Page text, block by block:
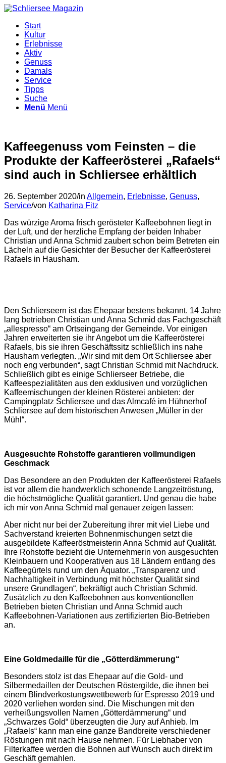
Start
Kultur
Erlebnisse
Aktiv
Genuss
Damals
Service
Tipps
Suche
Menü Menü
Kaffeegenuss vom Feinsten – die
Produkte der Kaffeerösterei „Rafaels“
sind auch in Schliersee erhältlich
26. September 2020/in Allgemein, Erlebnisse, Genuss,
Service/von Katharina Fitz
Das würzige Aroma frisch gerösteter Kaffeebohnen liegt in
der Luft, und der herzliche Empfang der beiden Inhaber
Christian und Anna Schmid zaubert schon beim Betreten ein
Lächeln auf die Gesichter der Besucher der Kaffeerösterei
Rafaels in Hausham.
Den Schlierseern ist das Ehepaar bestens bekannt. 14 Jahre
lang betrieben Christian und Anna Schmid das Fachgeschäft
„allespresso“ am Ortseingang der Gemeinde. Vor einigen
Jahren erweiterten sie ihr Angebot um die Kaffeerösterei
Rafaels, bis sie ihren Geschäftssitz schließlich ins nahe
Hausham verlegten. „Wir sind mit dem Ort Schliersee aber
noch eng verbunden“, sagt Christian Schmid mit Nachdruck.
Schließlich gibt es einige Schlierseer Betriebe, die
Kaffeespezialitäten aus den exklusiven und vorzüglichen
Kaffeemischungen der kleinen Rösterei anbieten: der
Campingplatz Schliersee und das Almcafé im Hühnerhof
Schliersee auf dem historischen Anwesen „Müller in der
Mühl“.
Ausgesuchte Rohstoffe garantieren vollmundigen
Geschmack
Das Besondere an den Produkten der Kaffeerösterei Rafaels
ist vor allem die handwerklich schonende Langzeitröstung,
die höchstmögliche Qualität garantiert. Und genau die habe
ich mir von Anna Schmid mal genauer zeigen lassen:
Aber nicht nur bei der Zubereitung ihrer mit viel Liebe und
Sachverstand kreierten Bohnenmischungen setzt die
ausgebildete Kaffeeröstmeisterin Anna Schmid auf Qualität.
Ihre Rohstoffe bezieht die Unternehmerin von ausgesuchten
Kleinbauern und Kooperativen aus 18 Ländern entlang des
Kaffeegürtels rund um den Äquator. „Transparenz und
Nachhaltigkeit in Verbindung mit höchster Qualität sind
unsere Grundlagen“, bekräftigt auch Christian Schmid.
Zusätzlich zu den Kaffeebohnen aus konventionellen
Betrieben bieten Christian und Anna Schmid auch
Kaffeebohnen-Variationen aus zertifizierten Bio-Betrieben
an.
Eine Goldmedaille für die „Götterdämmerung“
Besonders stolz ist das Ehepaar auf die Gold- und
Silbermedaillen der Deutschen Röstergilde, die ihnen bei
einem Blindverkostungswettbewerb für Espresso 2019 und
2020 verliehen worden sind. Die Mischungen mit den
verheißungsvollen Namen „Götterdämmerung“ und
„Schwarzes Gold“ überzeugten die Jury auf Anhieb. Im
„Rafaels“ kann man eine ganze Bandbreite verschiedener
Röstungen mit nach Hause nehmen. Für Liebhaber von
Filterkaffee werden die Bohnen auf Wunsch auch direkt im
Geschäft gemahlen.